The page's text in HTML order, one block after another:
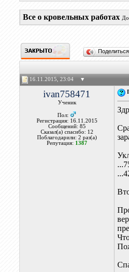
Все о кровельных работах
16.11.2015, 23:04 ▼
ivan758471
Ученик
Пол:
Регистрация: 16.11.2015
Сообщений: 85
Сказал(а) спасибо: 12
Поблагодарили: 2 раз(а)
Репутация: 1387